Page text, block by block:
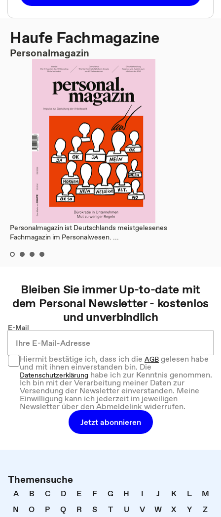
Haufe Fachmagazine
Personalmagazin
Personalmagazin ist Deutschlands meistgelesenes
Fachmagazin im Personalwesen. ...
Bleiben Sie immer Up-to-date mit
dem Personal Newsletter - kostenlos
und unverbindlich
E-Mail
Hiermit bestätige ich, dass ich dieAGBgelesen habe
und mit ihnen einverstanden bin. Die
Datenschutzerklärung habe ich zur Kenntnis genommen.
Ich bin mit der Verarbeitung meiner Daten zur
Versendung der Newsletter einverstanden. Meine
Einwilligung kann ich jederzeit im jeweiligen
Newsletter über den Abmeldelink widerrufen.
Jetzt abonnieren
Themensuche
A B C D E F G H I J K L
M
N
O P Q R S T U V W X Y
Z